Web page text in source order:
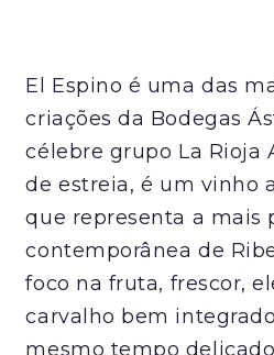
El Espino é uma das
criações da Bodegas
célebre grupo La Rioja
de estreia, é um vinho
que representa a mais
contemporânea de
foco na fruta, frescor,
carvalho bem
mesmo tempo